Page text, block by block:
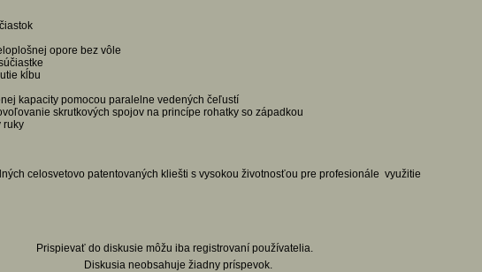
opore bez vôle
kĺbu
kapacity pomocou paralelne vedených čeľustí
skrutkových spojov na princípe rohatky so západkou
ruky
celosvetovo patentovaných kliešti s vysokou životnosťou pre profesionále využitie
Prispievať do diskusie môžu iba registrovaní používatelia.
Diskusia neobsahuje žiadny príspevok.